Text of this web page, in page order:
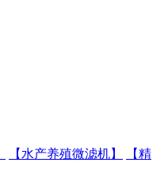
【水产养殖微滤机】
【精